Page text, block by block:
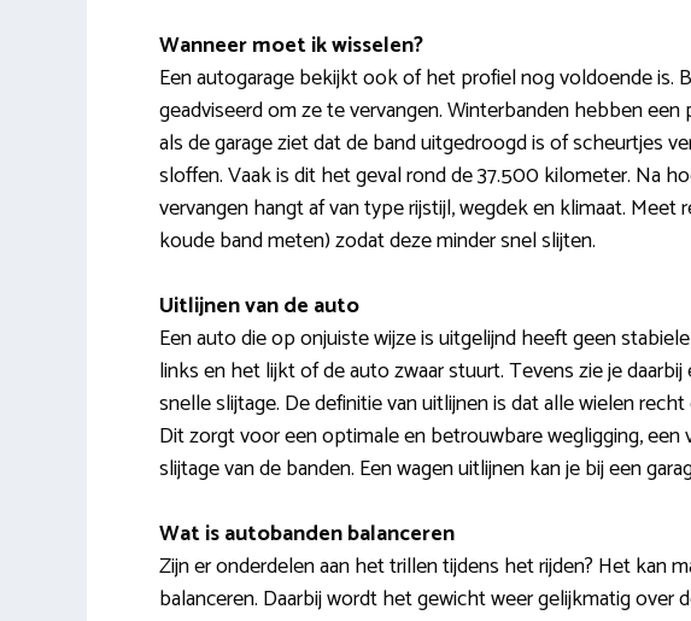
Wanneer moet ik wisselen?
Een autogarage bekijkt ook of het profiel nog voldoende is.
geadviseerd om ze te vervangen. Winterbanden hebben
als de garage ziet dat de band uitgedroogd is of scheurtjes
sloffen. Vaak is dit het geval rond de 37.500 kilometer. Na
vervangen hangt af van type rijstijl, wegdek en klimaat. Meet
koude band meten) zodat deze minder snel slijten.
Uitlijnen van de auto
Een auto die op onjuiste wijze is uitgelijnd heeft geen
links en het lijkt of de auto zwaar stuurt. Tevens zie je
snelle slijtage. De definitie van uitlijnen is dat alle wielen
Dit zorgt voor een optimale en betrouwbare wegligging,
slijtage van de banden. Een wagen uitlijnen kan je bij een
Wat is autobanden balanceren
Zijn er onderdelen aan het trillen tijdens het rijden? Het kan
balanceren. Daarbij wordt het gewicht weer gelijkmatig over